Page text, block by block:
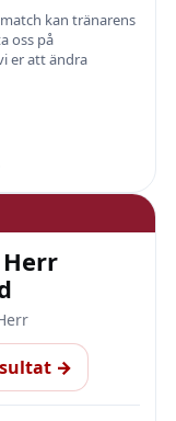
kan tränarens
oss på
er att ändra
→